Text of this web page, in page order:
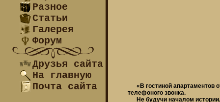
Разное
Статьи
Галерея
Форум
Друзья сайта
На главную
Почта сайта
«В гостиной апартаментов
телефоного звонка.
Не будучи началом